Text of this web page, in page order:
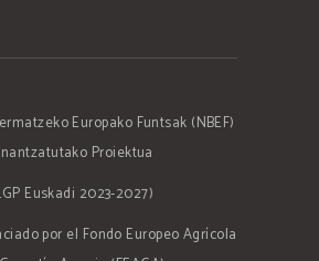
Europako Funtsak (NBEF)
Proiektua
Euskadi 2023-2027)
por el Fondo Europeo Agrícola